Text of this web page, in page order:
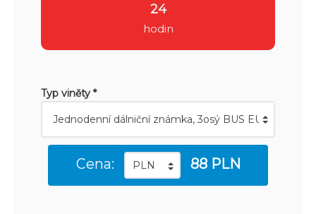
24
hodin
Typ viněty *
Cena: 88 PLN